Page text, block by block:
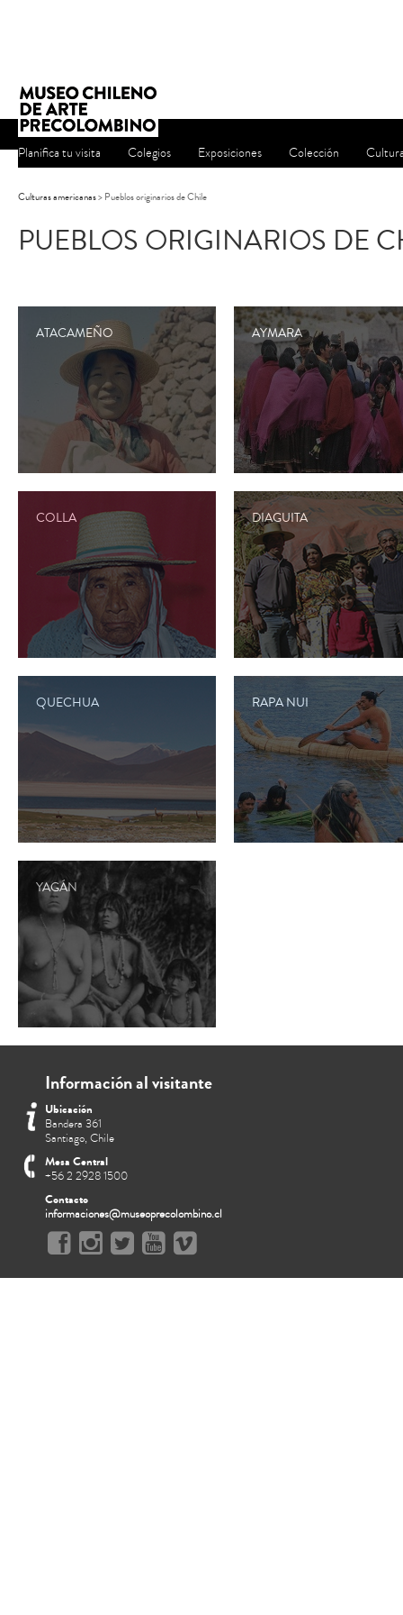
Planifica tu visita Colegios Exposiciones Colección
Culturas americanas> Pueblos originarios de Chile
PUEBLOS ORIGINARIOS DE
ATACAMEÑO AYMARA
COLLA DIAGUITA
QUECHUA RAPA NUI
YAGÁN
Información al visitante
Ubicación
Bandera 361
Santiago, Chile
Mesa Central
+56 2 2928 1500
Contacto
informaciones@museoprecolombino.cl